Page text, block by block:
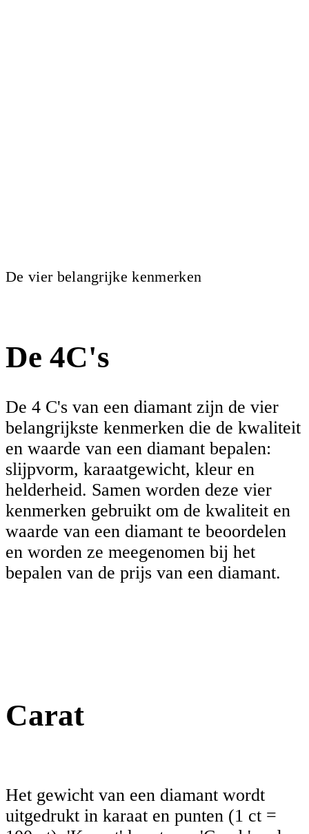
De vier belangrijke kenmerken
De 4C's
De 4 C's van een diamant zijn de vier
belangrijkste kenmerken die de kwaliteit
en waarde van een diamant bepalen:
slijpvorm, karaatgewicht, kleur en
helderheid. Samen worden deze vier
kenmerken gebruikt om de kwaliteit en
waarde van een diamant te beoordelen
en worden ze meegenomen bij het
bepalen van de prijs van een diamant.
Carat
Het gewicht van een diamant wordt
uitgedrukt in karaat en punten (1 ct =